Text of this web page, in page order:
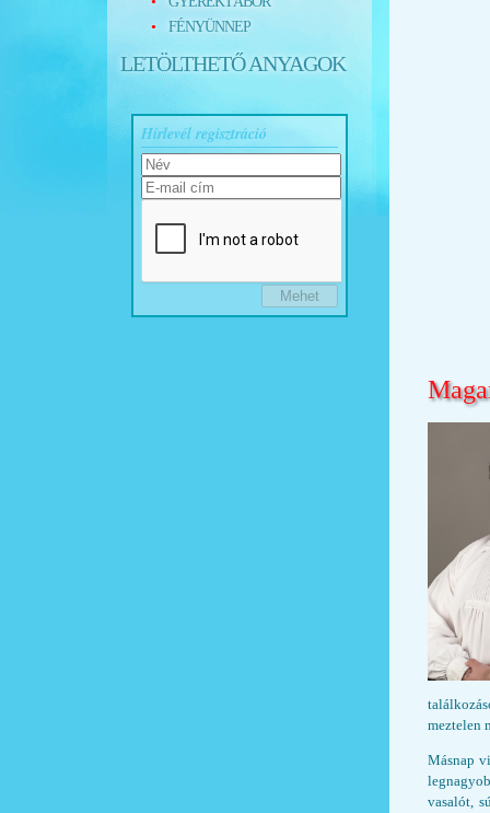
FÉNYÜNNEP
LETÖLTHETŐ ANYAGOK
Hírlevél regisztráció
meztelen
Másnap
vasalót,